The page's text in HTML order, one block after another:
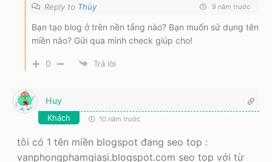
Reply to Thùy 9 năm trước
Bạn tạo blog ở trên nền tẳng nào? Bạn muốn sử dụng tên
miền nào? Gửi qua mình check giúp cho!
0 Trả lời
Huy
Khách 10 năm trước
tôi có 1 tên miền blogspot đang seo top :
vanphongphamgiasi.blogspot.com seo top với từ